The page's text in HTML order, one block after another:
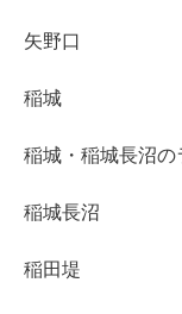
矢野口
稲城
稲城・稲城長沼の
稲城長沼
稲田堤